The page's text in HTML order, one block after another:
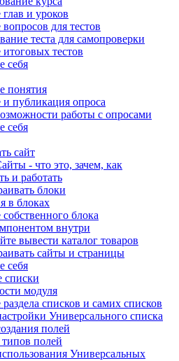
и уроков
для тестов
теста для самопроверки
тестов
себя
понятия
и публикация опроса
работы с опросами
себя
сайт
- что это, зачем, как
и работать
блоки
в блоках
блока
внутри
вывести каталог товаров
сайты и страницы
себя
списки
модуля
списков и самих списков
Универсального списка
полей
полей
Универсальных